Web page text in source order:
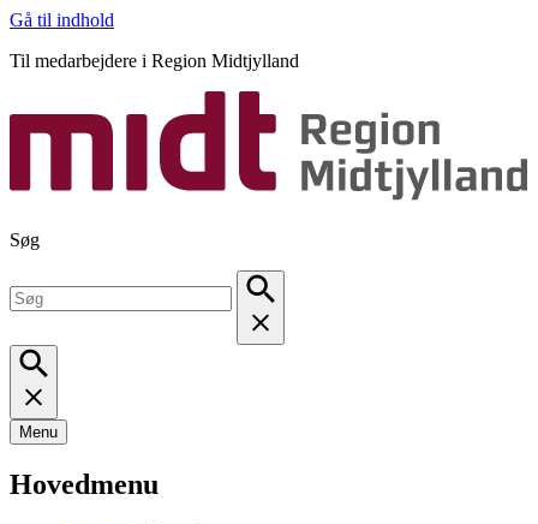
Gå til indhold
Til medarbejdere i Region Midtjylland
Søg
Menu
Hovedmenu